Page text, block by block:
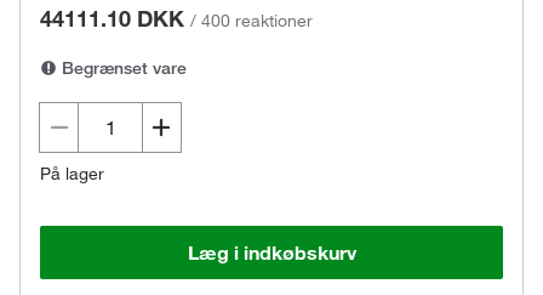
44111.10 DKK / 400 reaktioner
Begrænset vare
På lager
Læg i indkøbskurv